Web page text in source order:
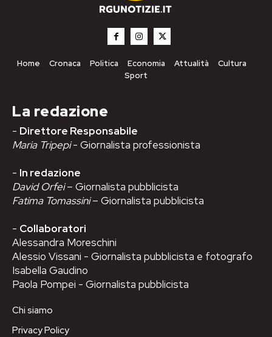
Home Cronaca Politica Economia Attualità
Cultura
Sport
La redazione
- Direttore Responsabile
Maria Tripepi- Giornalista professionista
- In redazione
David Orfei– Giornalista pubblicista
Fatima Tomassini– Giornalista pubblicista
- Collaboratori
Alessandra Moreschini
Alessio Vissani - Giornalista pubblicista e fotografo
Isabella Gaudino
Paola Pompei - Giornalista pubblicista
Chi siamo
Privacy Policy